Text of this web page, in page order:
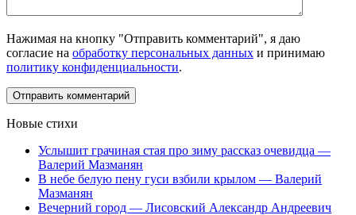
Нажимая на кнопку "Отправить комментарий", я даю
согласие на обработку персональных данных и принимаю
политику конфиденциальности.
Новые стихи
Услышит грачиная стая про зиму рассказ очевидца —
Валерий Мазманян
В небе белую пену гуси взбили крылом — Валерий
Мазманян
Вечерний город — Лисовский Александр Андреевич